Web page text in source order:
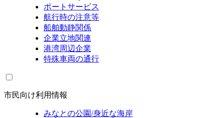
ポートサービス
航行時の注意等
船舶動静関係
企業立地関連
港湾周辺企業
特殊車両の通行
市民向け利用情報
みなとの公園/身近な海岸